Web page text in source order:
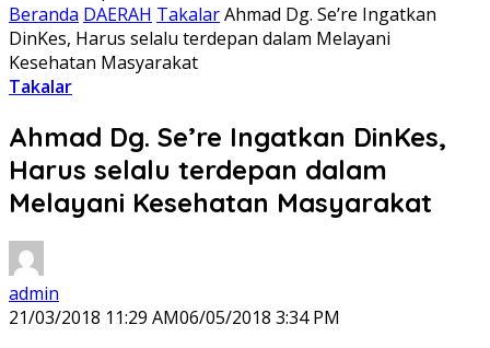
Beranda DAERAH TakalarAhmad Dg. Se’re Ingatkan
DinKes, Harus selalu terdepan dalam Melayani
Kesehatan Masyarakat
Takalar
Ahmad Dg. Se’re Ingatkan DinKes,
Harus selalu terdepan dalam
Melayani Kesehatan Masyarakat
admin
21/03/2018 11:29 AM06/05/2018 3:34 PM